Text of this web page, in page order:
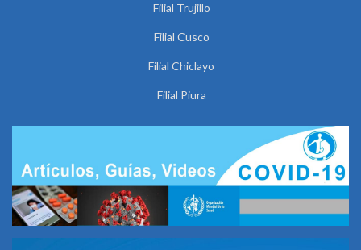
Filial Trujillo
Filial Cusco
Filial Chiclayo
Filial Piura